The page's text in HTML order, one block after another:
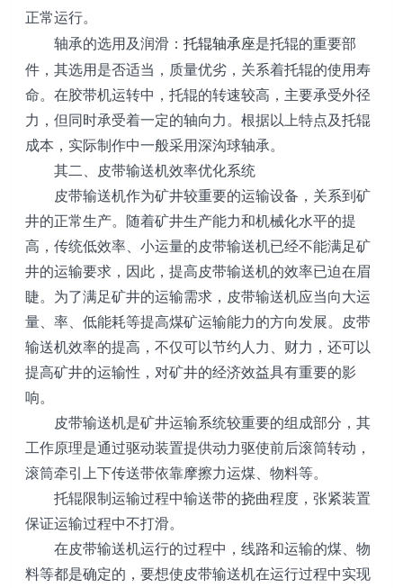
正常运行。
轴承的选用及润滑：托辊轴承座是托辊的重要部
件，其选用是否适当，质量优劣，关系着托辊的使用寿
命。在胶带机运转中，托辊的转速较高，主要承受外径
力，但同时承受着一定的轴向力。根据以上特点及托辊
成本，实际制作中一般采用深沟球轴承。
其二、皮带输送机效率优化系统
皮带输送机作为矿井较重要的运输设备，关系到矿
井的正常生产。随着矿井生产能力和机械化水平的提
高，传统低效率、小运量的皮带输送机已经不能满足矿
井的运输要求，因此，提高皮带输送机的效率已迫在眉
睫。为了满足矿井的运输需求，皮带输送机应当向大运
量、率、低能耗等提高煤矿运输能力的方向发展。皮带
输送机效率的提高，不仅可以节约人力、财力，还可以
提高矿井的运输性，对矿井的经济效益具有重要的影
响。
皮带输送机是矿井运输系统较重要的组成部分，其
工作原理是通过驱动装置提供动力驱使前后滚筒转动，
滚筒牵引上下传送带依靠摩擦力运煤、物料等。
托辊限制运输过程中输送带的挠曲程度，张紧装置
保证运输过程中不打滑。
在皮带输送机运行的过程中，线路和运输的煤、物
料等都是确定的，要想使皮带输送机在运行过程中实现